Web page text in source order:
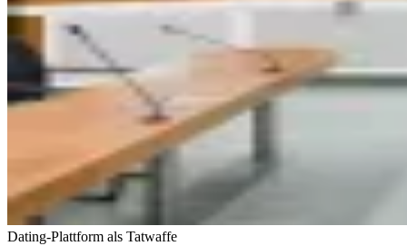
Dating-Plattform als Tatwaffe